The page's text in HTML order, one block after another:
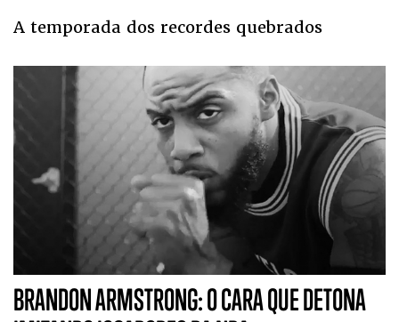
A temporada dos recordes quebrados
BRANDON ARMSTRONG: O CARA QUE DETONA